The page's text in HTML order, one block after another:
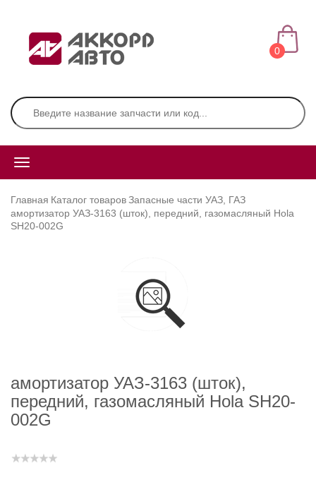
0
Главная Каталог товаровЗапасные части УАЗ, ГАЗ
амортизатор УАЗ-3163 (шток), передний, газомасляный Hola
SH20-002G
амортизатор УАЗ-3163 (шток),
передний, газомасляный Hola SH20-
002G